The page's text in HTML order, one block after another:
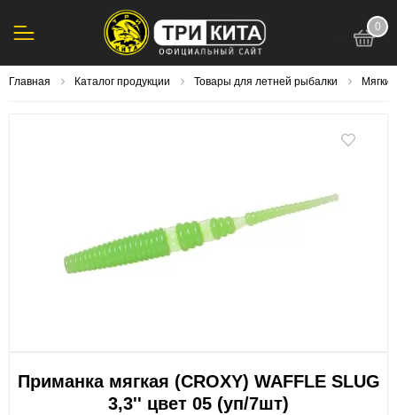
0
Главная Каталог продукции Товары для летней рыбалки
Приманка мягкая (CROXY) WAFFLE SLUG
3,3'' цвет 05 (уп/7шт)